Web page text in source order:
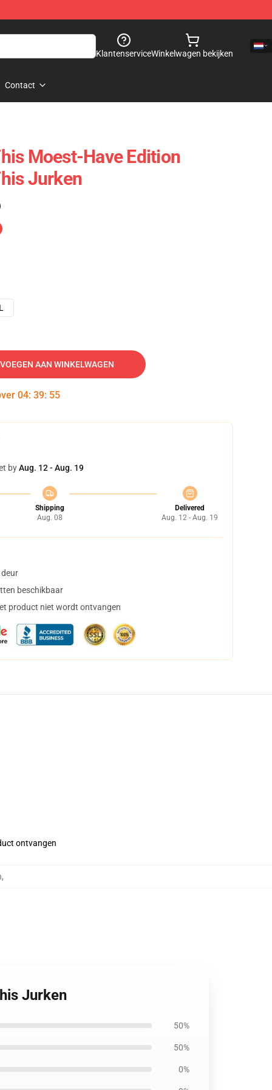
KlantenserviceWinkelwagen bekijken
Contact
Moest-Have Edition
Jurken
AAN WINKELWAGEN
04: 39: 54
byAug. 12 - Aug. 19
Shipping
Aug. 08
Delivered
Aug. 12 - Aug. 19
beschikbaar
product niet wordt ontvangen
ontvangen
,
Jurken
50%
50%
0%